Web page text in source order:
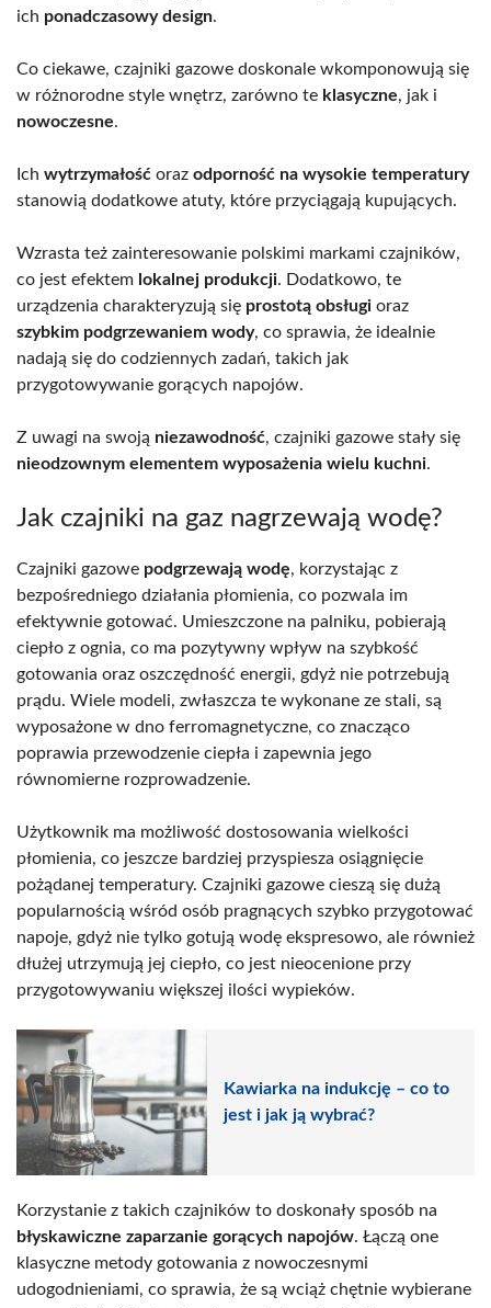
ich ponadczasowy design.
Co ciekawe, czajniki gazowe doskonale wkomponowują się
w różnorodne style wnętrz, zarówno te klasyczne, jak i
nowoczesne.
Ich wytrzymałość oraz odporność na wysokie temperatury
stanowią dodatkowe atuty, które przyciągają kupujących.
Wzrasta też zainteresowanie polskimi markami czajników,
co jest efektem lokalnej produkcji. Dodatkowo, te
urządzenia charakteryzują się prostotą obsługi oraz
szybkim podgrzewaniem wody, co sprawia, że idealnie
nadają się do codziennych zadań, takich jak
przygotowywanie gorących napojów.
Z uwagi na swoją niezawodność, czajniki gazowe stały się
nieodzownym elementem wyposażenia wielu kuchni.
Jak czajniki na gaz nagrzewają wodę?
Czajniki gazowe podgrzewają wodę, korzystając z
bezpośredniego działania płomienia, co pozwala im
efektywnie gotować. Umieszczone na palniku, pobierają
ciepło z ognia, co ma pozytywny wpływ na szybkość
gotowania oraz oszczędność energii, gdyż nie potrzebują
prądu. Wiele modeli, zwłaszcza te wykonane ze stali, są
wyposażone w dno ferromagnetyczne, co znacząco
poprawia przewodzenie ciepła i zapewnia jego
równomierne rozprowadzenie.
Użytkownik ma możliwość dostosowania wielkości
płomienia, co jeszcze bardziej przyspiesza osiągnięcie
pożądanej temperatury. Czajniki gazowe cieszą się dużą
popularnością wśród osób pragnących szybko przygotować
napoje, gdyż nie tylko gotują wodę ekspresowo, ale również
dłużej utrzymują jej ciepło, co jest nieocenione przy
przygotowywaniu większej ilości wypieków.
Kawiarka na indukcję – co to
jest i jak ją wybrać?
Korzystanie z takich czajników to doskonały sposób na
błyskawiczne zaparzanie gorących napojów. Łączą one
klasyczne metody gotowania z nowoczesnymi
udogodnieniami, co sprawia, że są wciąż chętnie wybierane